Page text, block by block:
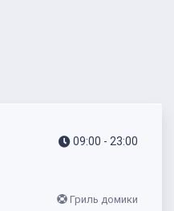
09:00 - 23:00
Гриль домики